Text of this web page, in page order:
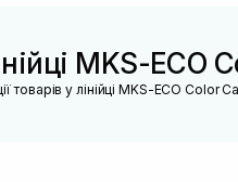
MKS-ECO
товарів у лінійці MKS-ECO Color